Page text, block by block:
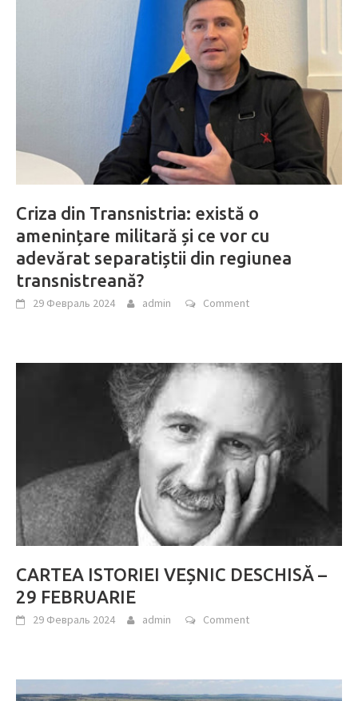
Criza din Transnistria: există o
amenințare militară și ce vor cu
adevărat separatiștii din regiunea
transnistreană?
29 Февраль 2024 admin Comment
CARTEA ISTORIEI VEȘNIC DESCHISĂ –
29 FEBRUARIE
29 Февраль 2024 admin Comment